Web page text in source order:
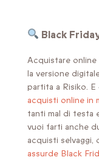
Black
Acquistare
la versione
partita a Risiko.
acquisti online in
tanti mal di testa
vuoi farti anche
acquisti selvaggi,
assurde Black